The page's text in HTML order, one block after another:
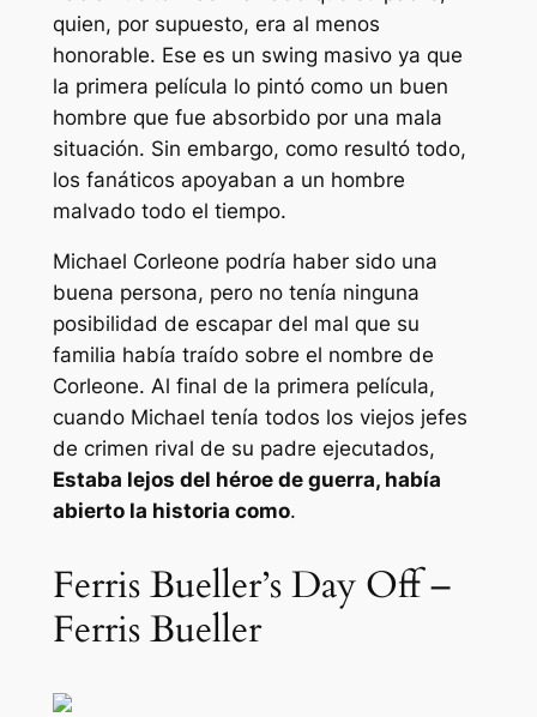
quien, por supuesto, era al menos
honorable. Ese es un swing masivo ya que
la primera película lo pintó como un buen
hombre que fue absorbido por una mala
situación. Sin embargo, como resultó todo,
los fanáticos apoyaban a un hombre
malvado todo el tiempo.
Michael Corleone podría haber sido una
buena persona, pero no tenía ninguna
posibilidad de escapar del mal que su
familia había traído sobre el nombre de
Corleone. Al final de la primera película,
cuando Michael tenía todos los viejos jefes
de crimen rival de su padre ejecutados,
Estaba lejos del héroe de guerra, había
abierto la historia como.
Ferris Bueller’s Day Off –
Ferris Bueller